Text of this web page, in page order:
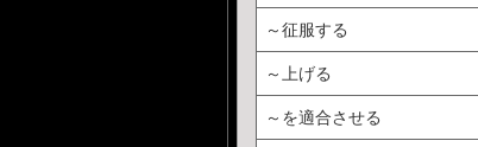
～征服する
～上げる
～を適合させる